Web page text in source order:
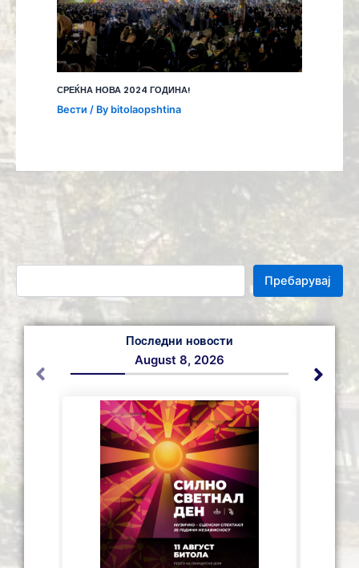
Пребарувај
Последни новости
August 8, 2026
СРЕЌНА НОВА 2024 ГОДИНА!
Вести / By bitolaopshtina